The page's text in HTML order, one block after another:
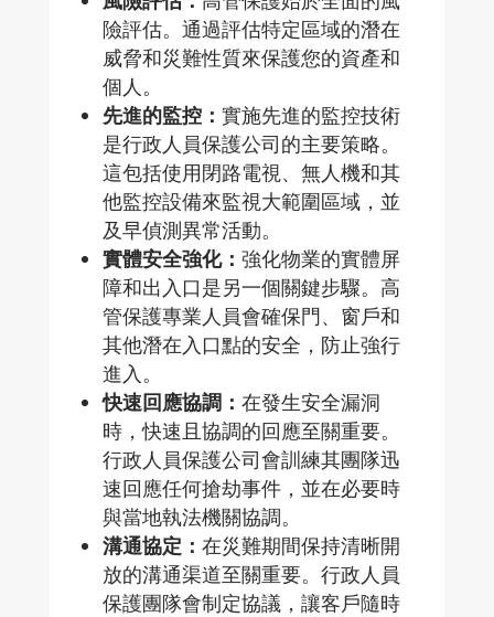
險評估。通過評估特定區域的潛在
威脅和災難性質來保護您的資產和
個人。
先進的監控： 實施先進的監控技術
是行政人員保護公司的主要策略。
這包括使用閉路電視、無人機和其
他監控設備來監視大範圍區域，並
及早偵測異常活動。
實體安全強化： 強化物業的實體屏
障和出入口是另一個關鍵步驟。高
管保護專業人員會確保門、窗戶和
其他潛在入口點的安全，防止強行
進入。
快速回應協調： 在發生安全漏洞
時，快速且協調的回應至關重要。
行政人員保護公司會訓練其團隊迅
速回應任何搶劫事件，並在必要時
與當地執法機關協調。
溝通協定： 在災難期間保持清晰開
放的溝通渠道至關重要。行政人員
保護團隊會制定協議，讓客戶隨時